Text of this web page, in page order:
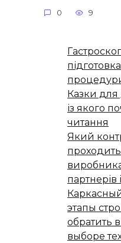
0 9
Казки для
із якого
читання
Який
партнерів
этапы
обратить
выборе